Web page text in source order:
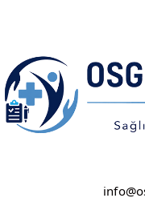
KARS
KASTAMONU